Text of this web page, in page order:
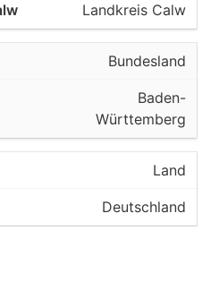
Landkreis Calw
Bundesland
Baden-
Württemberg
Land
Deutschland